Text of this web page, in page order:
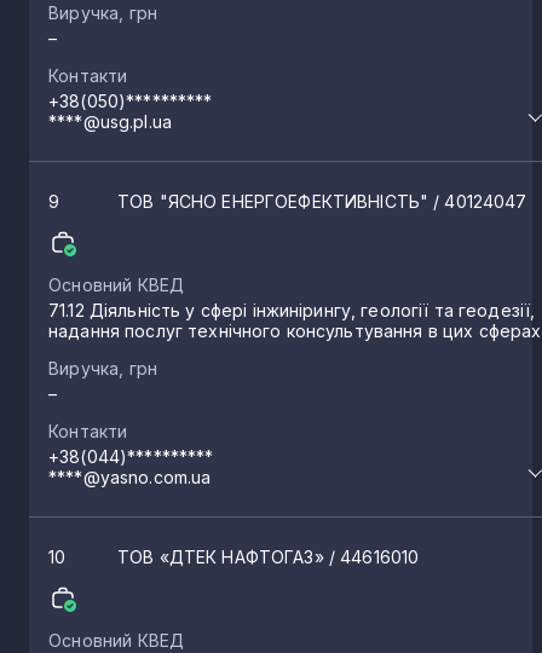
Виручка, грн
–
Контакти
+38(050)**********
****@usg.pl.ua
9 ТОВ "ЯСНО ЕНЕРГОЕФЕКТИВНІСТЬ" / 40124047
Основний КВЕД
71.12 Діяльність у сфері інжинірингу, геології та геодезії,
надання послуг технічного консультування в цих сферах
Виручка, грн
–
Контакти
+38(044)**********
****@yasno.com.ua
10 ТОВ «ДТЕК НАФТОГАЗ» / 44616010
Основний КВЕД